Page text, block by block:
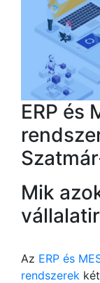
ERP és
Mik
Az ERP és
rendszerek